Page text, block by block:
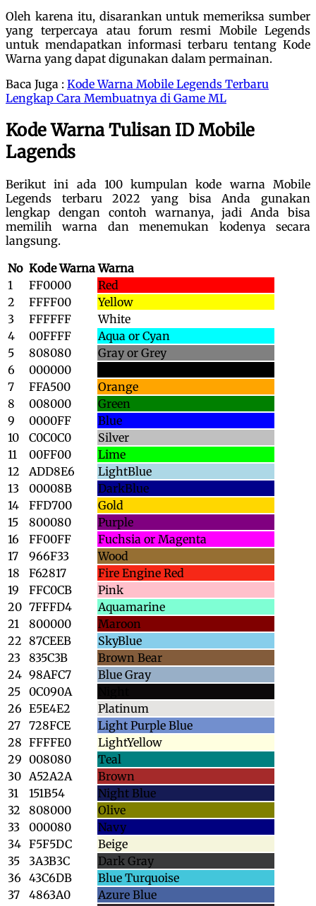
Oleh karena itu, disarankan untuk memeriksa sumber
yang terpercaya atau forum resmi Mobile Legends
untuk mendapatkan informasi terbaru tentang Kode
Warna yang dapat digunakan dalam permainan.
Baca Juga : Kode Warna Mobile Legends Terbaru
Lengkap Cara Membuatnya di Game ML
Kode Warna Tulisan ID Mobile
Lagends
Berikut ini ada 100 kumpulan kode warna Mobile
Legends terbaru 2022 yang bisa Anda gunakan
lengkap dengan contoh warnanya, jadi Anda bisa
memilih warna dan menemukan kodenya secara
langsung.
No Kode Warna Warna
1
FF0000
Red
2
FFFF00
Yellow
3
FFFFFF
White
4
00FFFF
Aqua or Cyan
5
808080
Gray or Grey
6
000000
7
FFA500
Orange
8
008000
Green
9
0000FF
Blue
10
C0C0C0
Silver
11
00FF00
Lime
12
ADD8E6
LightBlue
13
00008B
DarkBlue
14
FFD700
Gold
15
800080
Purple
16
FF00FF
Fuchsia or Magenta
17
966F33
Wood
18
F62817
Fire Engine Red
19
FFC0CB
Pink
20 7FFFD4
Aquamarine
21
800000
Maroon
22 87CEEB
SkyBlue
23 835C3B
Brown Bear
24 98AFC7
Blue Gray
25 0C090A
26 E5E4E2
Platinum
27 728FCE
Light Purple Blue
28 FFFFE0
LightYellow
29 008080
Teal
30 A52A2A
Brown
31
151B54
Night Blue
32
808000
Olive
33
000080
Navy
34 F5F5DC
Beige
35
3A3B3C
Dark Gray
36 43C6DB
Blue Turquoise
37
4863A0
Azure Blue